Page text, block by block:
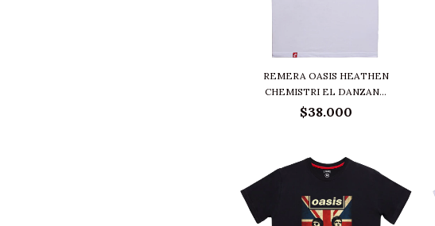
REMERA OASIS HEATHEN
CHEMISTRI EL DANZAN...
$38.000